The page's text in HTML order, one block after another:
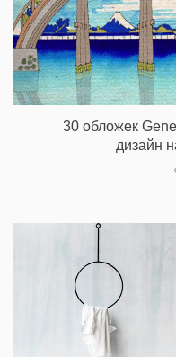
30 обложек
дизайн